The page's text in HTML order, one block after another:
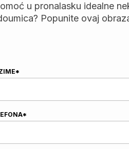
u pronalasku idealne
Popunite ovaj